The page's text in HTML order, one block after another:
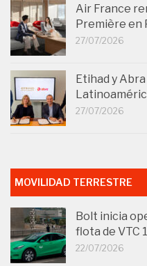
Air France
Première en
27/07/2026
Etihad y
27/07/2026
MOVILIDAD TERRESTRE
Bolt inicia
flota de VTC
22/07/2026